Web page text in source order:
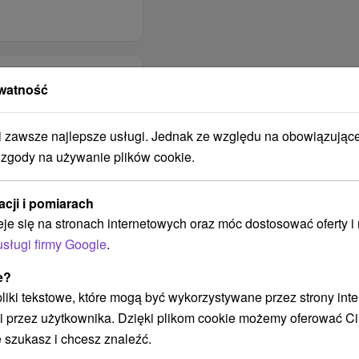
w DU Balnea
bufetowych,
z menu + bufet
Center (1
kąpiel węglanowa,
Center (1
kąpiel węglanowa,
Wellness Center (1
kondygnacji w
najdalszy znajduje
Balnea Grand, w
jadalnie, lekarze,
nie później niż do
zakwaterowanie
przygotowanego
po uzgodnieniu z
najlepsze usługi. Jednak ze względu na
na używanie plików cookie.
i pomiarach
się na stronach internetowych oraz móc dostosować oferty i
firmy Google.
tekstowe, które mogą być wykorzystywane przez strony
przez użytkownika. Dzięki plikom cookie możemy oferować
i chcesz znaleźć.